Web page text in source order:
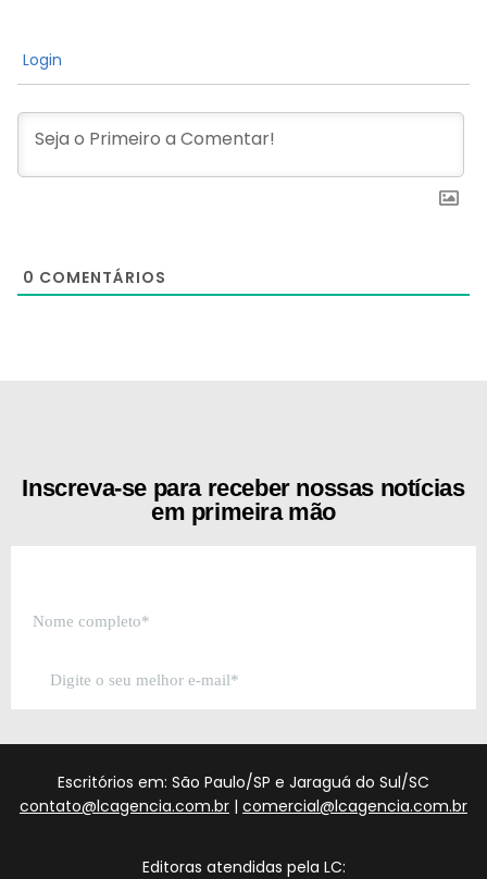
Login
0 COMENTÁRIOS
Inscreva-se para receber nossas notícias
em primeira mão
Escritórios em: São Paulo/SP e Jaraguá do Sul/SC
contato@lcagencia.com.br | comercial@lcagencia.com.br
Editoras atendidas pela LC: